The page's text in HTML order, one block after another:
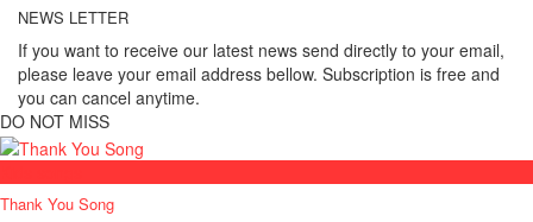
NEWS LETTER
If you want to receive our latest news send directly to your email,
please leave your email address bellow. Subscription is free and
you can cancel anytime.
DO NOT MISS
Thank You Song